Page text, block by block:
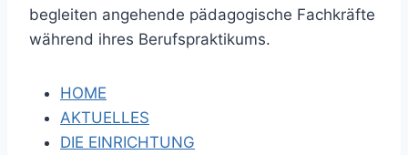
begleiten angehende pädagogische Fachkräfte
während ihres Berufspraktikums.
HOME
AKTUELLES
DIE EINRICHTUNG